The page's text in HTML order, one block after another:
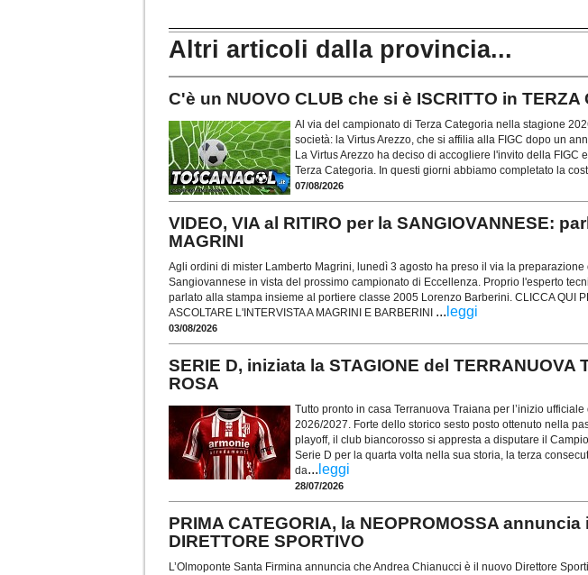
Altri articoli dalla provincia...
C'è un NUOVO CLUB che si è ISCRITTO in TERZA
Al via del campionato di Terza Categoria nella stagione
società: la Virtus Arezzo, che si affilia alla FIGC dopo un
La Virtus Arezzo ha deciso di accogliere l'invito della FIGC
Terza Categoria. In questi giorni abbiamo completato la
07/08/2026
VIDEO, VIA al RITIRO per la SANGIOVANNESE:
MAGRINI
Agli ordini di mister Lamberto Magrini, lunedì 3 agosto ha preso il via la preparazione
Sangiovannese in vista del prossimo campionato di Eccellenza. Proprio l'esperto
parlato alla stampa insieme al portiere classe 2005 Lorenzo Barberini. CLICCA QUI
ASCOLTARE L'INTERVISTA A MAGRINI E BARBERINI ... leggi
03/08/2026
SERIE D, iniziata la STAGIONE del TERRANUOVA
ROSA
Tutto pronto in casa Terranuova Traiana per l’inizio
2026/2027. Forte dello storico sesto posto ottenuto nella
playoff, il club biancorosso si appresta a disputare il
Serie D per la quarta volta nella sua storia, la terza
da... leggi
28/07/2026
PRIMA CATEGORIA, la NEOPROMOSSA annuncia
DIRETTORE SPORTIVO
L’Olmoponte Santa Firmina annuncia che Andrea Chianucci è il nuovo Direttore